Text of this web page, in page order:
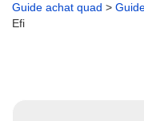
Guide achat quad >
Efi